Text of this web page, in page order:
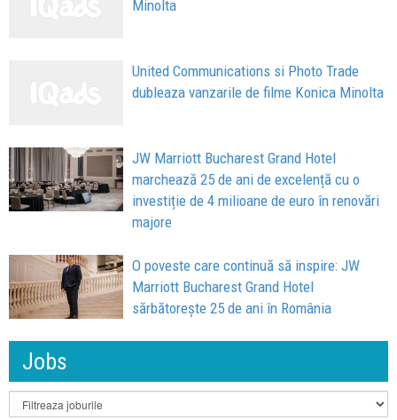
Minolta
United Communications si Photo Trade
dubleaza vanzarile de filme Konica Minolta
JW Marriott Bucharest Grand Hotel
marchează 25 de ani de excelență cu o
investiție de 4 milioane de euro în renovări
majore
O poveste care continuă să inspire: JW
Marriott Bucharest Grand Hotel
sărbătorește 25 de ani în România
Jobs